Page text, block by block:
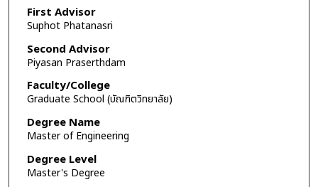
First Advisor
Suphot Phatanasri
Second Advisor
Piyasan Praserthdam
Faculty/College
Graduate School (บัณฑิตวิทยาลัย)
Degree Name
Master of Engineering
Degree Level
Master's Degree